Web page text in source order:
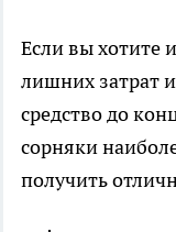
Если вы хотите
лишних затрат
средство до
сорняки
получить